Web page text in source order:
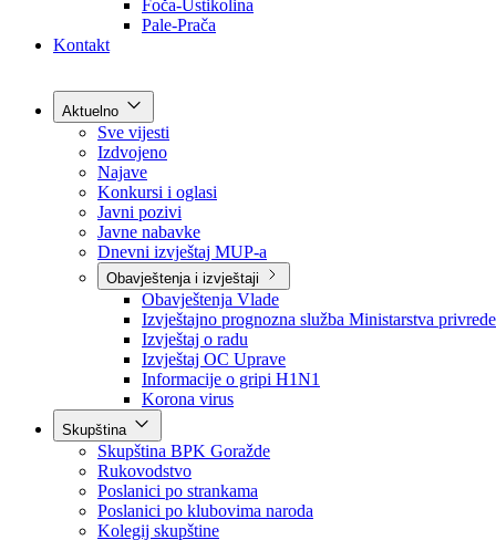
Općine
Kontakt
Aktuelno
Sve vijesti
Izdvojeno
Najave
Konkursi i oglasi
Javni pozivi
Javne nabavke
Dnevni izvještaj MUP-a
Obavještenja i izvještaji
Obavještenja Vlade
Izvještajno prognozna služba Ministarstva privrede
Izvještaj o radu
Izvještaj OC Uprave
Informacije o gripi H1N1
Korona virus
Skupština
Skupština BPK Goražde
Rukovodstvo